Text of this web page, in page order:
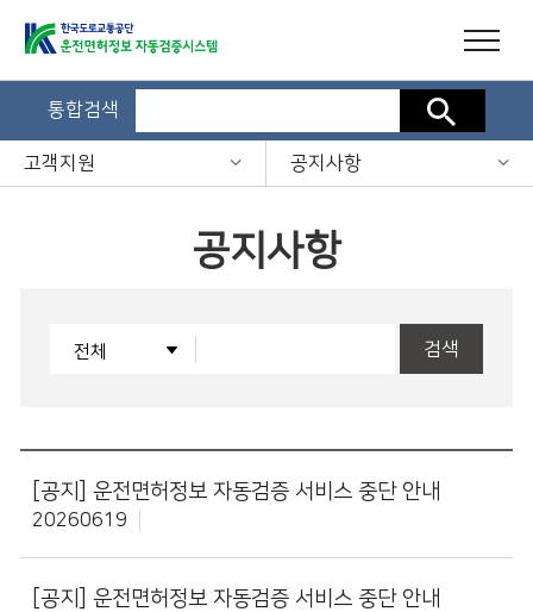
통합검색 검색
고객지원 공지사항
공지사항
검색
[공지] 운전면허정보 자동검증 서비스 중단 안내
20260619
[공지] 운전면허정보 자동검증 서비스 중단 안내